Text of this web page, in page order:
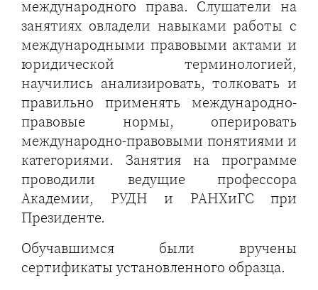
международного права. Слушатели на
занятиях овладели навыками работы с
международными правовыми актами и
юридической терминологией,
научились анализировать, толковать и
правильно применять международно-
правовые нормы, оперировать
международно-правовыми понятиями и
категориями. Занятия на программе
проводили ведущие профессора
Академии, РУДН и РАНХиГС при
Президенте.
Обучавшимся были вручены
сертификаты установленного образца.